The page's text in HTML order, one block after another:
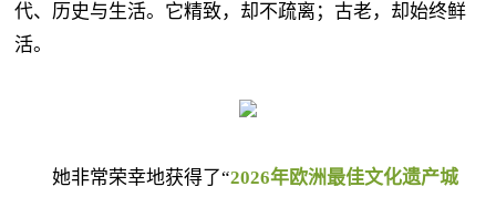
代、历史与生活。它精致，却不疏离；古老，却始终鲜
活。
她非常荣幸地获得了“2026年欧洲最佳文化遗产城